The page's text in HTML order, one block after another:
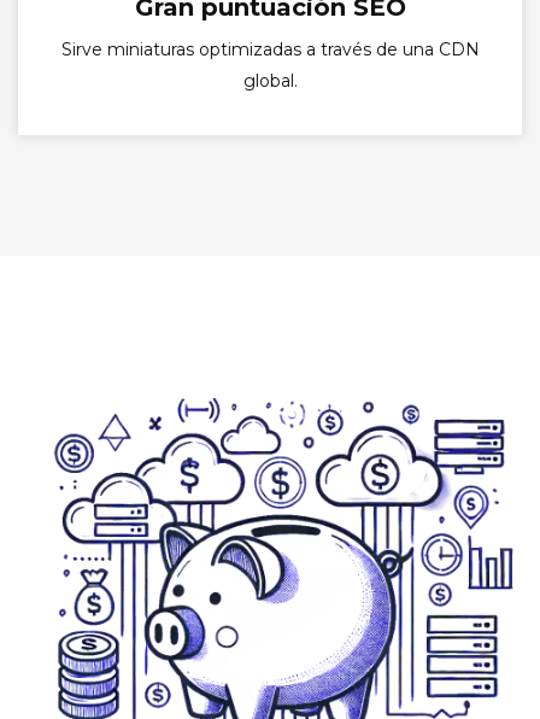
Gran puntuación SEO
Sirve miniaturas optimizadas a través de una CDN
global.